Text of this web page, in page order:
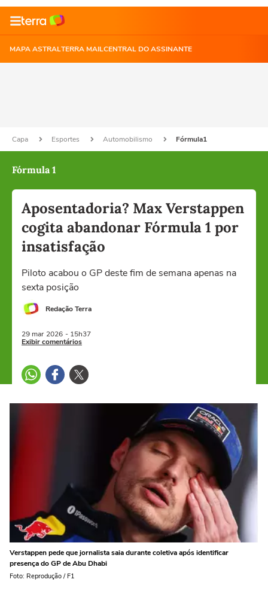
MAPA ASTRALTERRA MAILCENTRAL DO ASSINANTE
Capa Esportes Automobilismo Fórmula1
Fórmula 1
Aposentadoria? Max Verstappen
cogita abandonar Fórmula 1 por
insatisfação
Piloto acabou o GP deste fim de semana apenas na
sexta posição
Redação Terra
29 mar 2026 - 15h37
Exibir comentários
Verstappen pede que jornalista saia durante coletiva após identificar
presença do GP de Abu Dhabi
Foto: Reprodução / F1